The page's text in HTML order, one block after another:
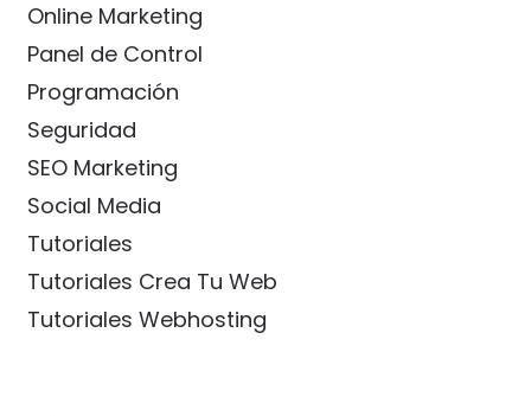
Online Marketing
Panel de Control
Programación
Seguridad
SEO Marketing
Social Media
Tutoriales
Tutoriales Crea Tu Web
Tutoriales Webhosting